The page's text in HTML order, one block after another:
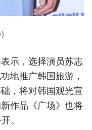
示，选择演员苏志
地推广韩国旅游，
，将对韩国观光宣
作品《广场》也将
。